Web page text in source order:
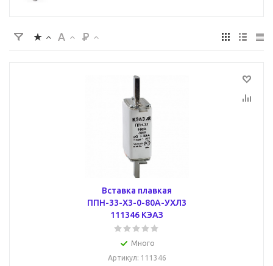
Вставка плавкая
ППН-33-X3-0-80А-УХЛ3
111346 КЭАЗ
Много
Артикул: 111346